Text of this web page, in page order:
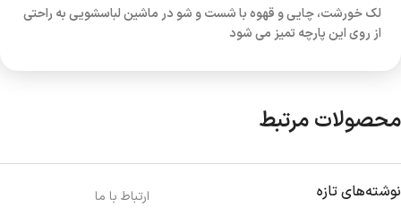
لک خورشت، چایی و قهوه با شست و شو در ماشین لباسشویی به راحتی
از روی این پارچه تمیز می شود
محصولات مرتبط
نوشته‌های تازه
ارتباط با ما